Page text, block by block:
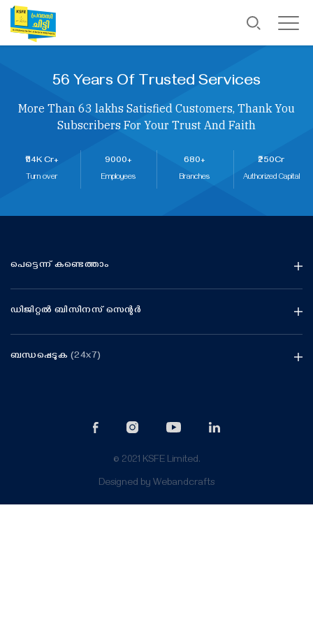
56 Years Of Trusted Services
More Than 63 lakhs Satisfied Customers, Thank You
Subscribers For Your Trust And Faith
₹114K Cr+
Turn over
9000+
Employees
680+
Branches
₹250Cr
Authorized Capital
പെട്ടെന്ന് കണ്ടെത്താം
ഡിജിറ്റൽ ബിസിനസ് സെന്റർ
ബന്ധപ്പെടുക (24x7)
© 2021 KSFE Limited.
Designed by Webandcrafts